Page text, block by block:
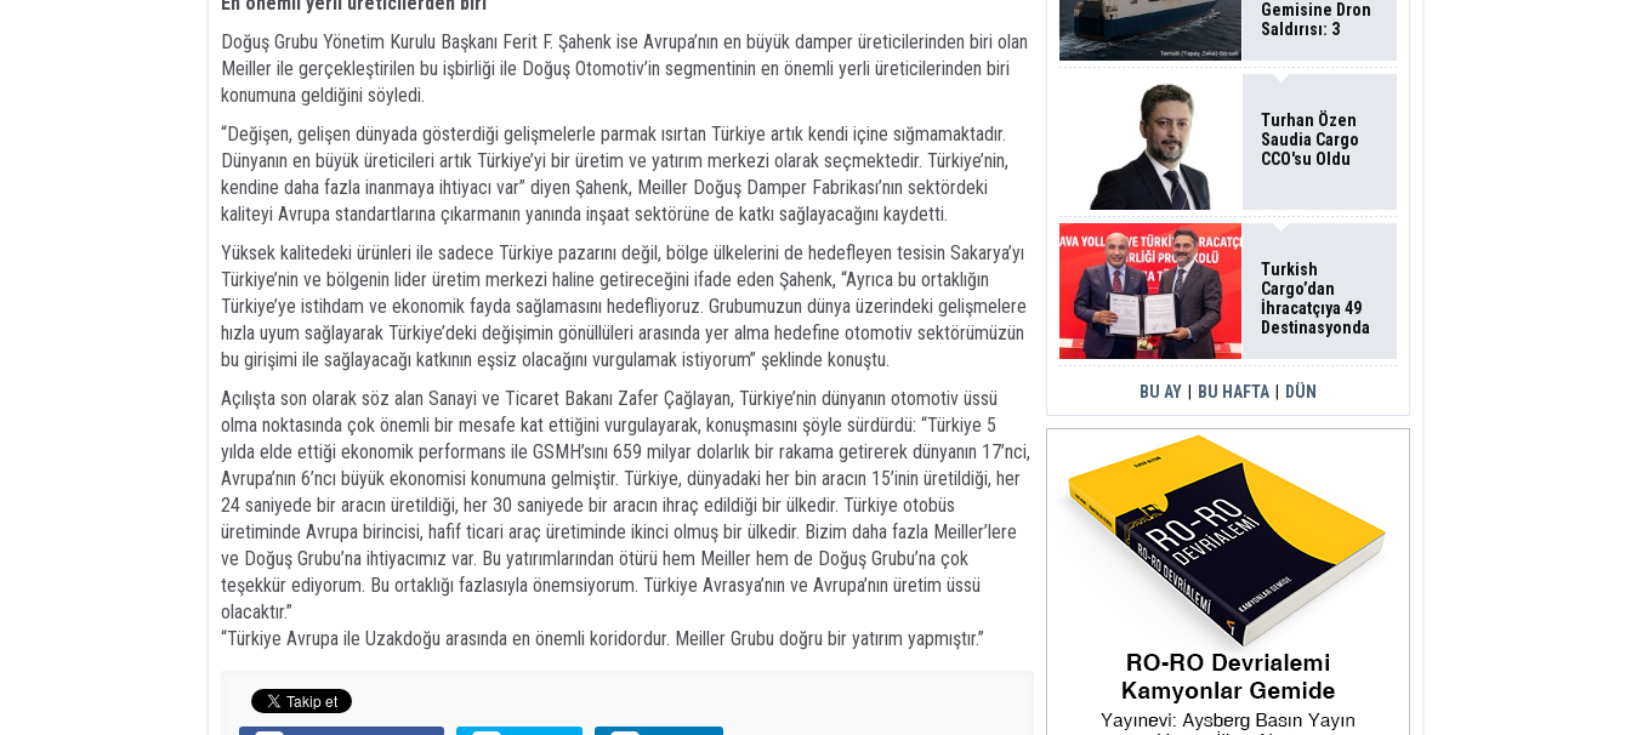
Doğuş Grubu Yönetim Kurulu Başkanı Ferit F. Şahenk ise Avrupa’nın en büyük damper üreticilerinden biri olan
Meiller ile gerçekleştirilen bu işbirliği ile Doğuş Otomotiv’in segmentinin en önemli yerli üreticilerinden biri
konumuna geldiğini söyledi.
“Değişen, gelişen dünyada gösterdiği gelişmelerle parmak ısırtan Türkiye artık kendi içine sığmamaktadır.
Dünyanın en büyük üreticileri artık Türkiye’yi bir üretim ve yatırım merkezi olarak seçmektedir. Türkiye’nin,
kendine daha fazla inanmaya ihtiyacı var” diyen Şahenk, Meiller Doğuş Damper Fabrikası’nın sektördeki
kaliteyi Avrupa standartlarına çıkarmanın yanında inşaat sektörüne de katkı sağlayacağını kaydetti.
Yüksek kalitedeki ürünleri ile sadece Türkiye pazarını değil, bölge ülkelerini de hedefleyen tesisin Sakarya’yı
Türkiye’nin ve bölgenin lider üretim merkezi haline getireceğini ifade eden Şahenk, “Ayrıca bu ortaklığın
Türkiye’ye istihdam ve ekonomik fayda sağlamasını hedefliyoruz. Grubumuzun dünya üzerindeki gelişmelere
hızla uyum sağlayarak Türkiye’deki değişimin gönüllüleri arasında yer alma hedefine otomotiv sektörümüzün
bu girişimi ile sağlayacağı katkının eşsiz olacağını vurgulamak istiyorum” şeklinde konuştu.
Açılışta son olarak söz alan Sanayi ve Ticaret Bakanı Zafer Çağlayan, Türkiye’nin dünyanın otomotiv üssü
olma noktasında çok önemli bir mesafe kat ettiğini vurgulayarak, konuşmasını şöyle sürdürdü: “Türkiye 5
yılda elde ettiği ekonomik performans ile GSMH’sını 659 milyar dolarlık bir rakama getirerek dünyanın 17’nci,
Avrupa’nın 6’ncı büyük ekonomisi konumuna gelmiştir. Türkiye, dünyadaki her bin aracın 15’inin üretildiği, her
24 saniyede bir aracın üretildiği, her 30 saniyede bir aracın ihraç edildiği bir ülkedir. Türkiye otobüs
üretiminde Avrupa birincisi, hafif ticari araç üretiminde ikinci olmuş bir ülkedir. Bizim daha fazla Meiller’lere
ve Doğuş Grubu’na ihtiyacımız var. Bu yatırımlarından ötürü hem Meiller hem de Doğuş Grubu’na çok
teşekkür ediyorum. Bu ortaklığı fazlasıyla önemsiyorum. Türkiye Avrasya’nın ve Avrupa’nın üretim üssü
olacaktır.”
“Türkiye Avrupa ile Uzakdoğu arasında en önemli koridordur. Meiller Grubu doğru bir yatırım yapmıştır.”
Gemisine Dron
Saldırısı: 3
Durumu Ağır
Turhan Özen
Saudia Cargo
CCO'su Oldu
Turkish
Cargo’dan
İhracatçıya 49
Destinasyonda
BU AY BU HAFTA DÜN